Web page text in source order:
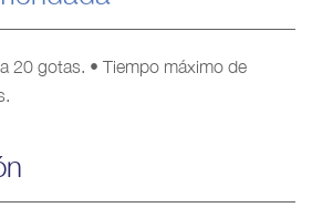
20 gotas. • Tiempo máximo de